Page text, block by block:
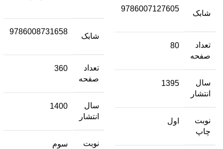
شابک
9786007127605
تعداد
صفحه
80
سال
انتشار
1395
نوبت
چاپ
اول
شابک
9786008731658
تعداد
صفحه
360
سال
انتشار
1400
نوبت
سوم